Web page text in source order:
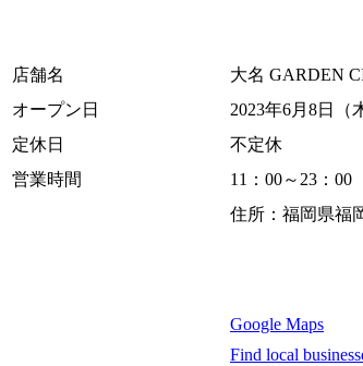
店舗名
大名 GARDEN
オープン日
2023年6月8日（
定休日
不定休
営業時間
11：00～23：00
住所：福岡県福
Google Maps
Find local